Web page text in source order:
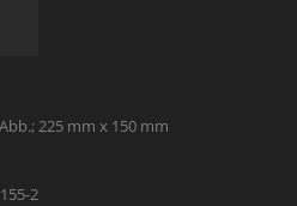
225 mm x 150 mm
2